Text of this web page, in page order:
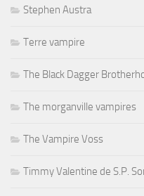
Stephen Austra
Terre vampire
The Black Dagger
The morganville vampires
The Vampire Voss
Timmy Valentine de S.P.